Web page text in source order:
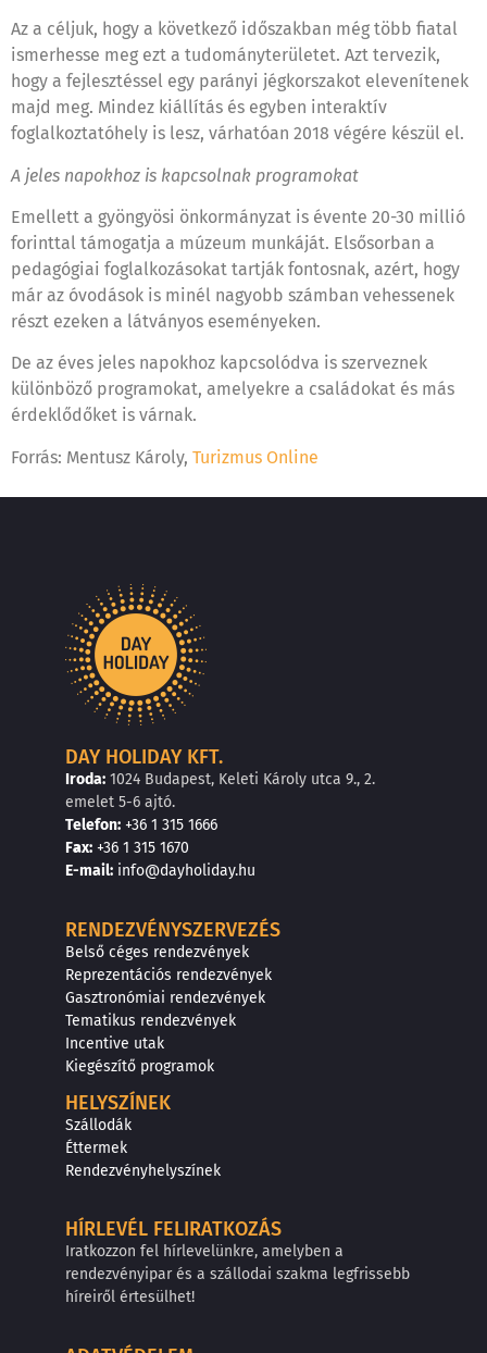
Az a céljuk, hogy a következő időszakban még több fiatal
ismerhesse meg ezt a tudományterületet. Azt tervezik,
hogy a fejlesztéssel egy parányi jégkorszakot elevenítenek
majd meg. Mindez kiállítás és egyben interaktív
foglalkoztatóhely is lesz, várhatóan 2018 végére készül el.
A jeles napokhoz is kapcsolnak programokat
Emellett a gyöngyösi önkormányzat is évente 20-30 millió
forinttal támogatja a múzeum munkáját. Elsősorban a
pedagógiai foglalkozásokat tartják fontosnak, azért, hogy
már az óvodások is minél nagyobb számban vehessenek
részt ezeken a látványos eseményeken.
De az éves jeles napokhoz kapcsolódva is szerveznek
különböző programokat, amelyekre a családokat és más
érdeklődőket is várnak.
Forrás: Mentusz Károly, Turizmus Online
DAY HOLIDAY KFT.
Iroda: 1024 Budapest, Keleti Károly utca 9., 2.
emelet 5-6 ajtó.
Telefon: +36 1 315 1666
Fax: +36 1 315 1670
E-mail: info@dayholiday.hu
RENDEZVÉNYSZERVEZÉS
Belső céges rendezvények
Reprezentációs rendezvények
Gasztronómiai rendezvények
Tematikus rendezvények
Incentive utak
Kiegészítő programok
HELYSZÍNEK
Szállodák
Éttermek
Rendezvényhelyszínek
HÍRLEVÉL FELIRATKOZÁS
Iratkozzon fel hírlevelünkre, amelyben a
rendezvényipar és a szállodai szakma legfrissebb
híreiről értesülhet!